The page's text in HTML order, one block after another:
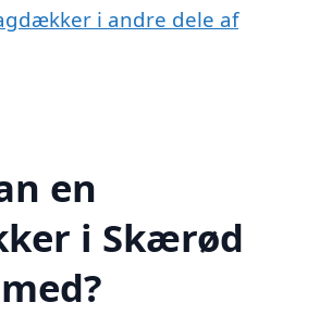
i andre dele af
en
i Skærød